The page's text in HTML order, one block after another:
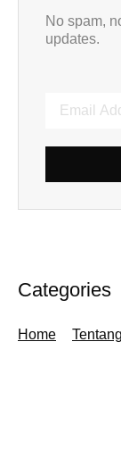
No spam,
updates.
Categories
Home Tentang